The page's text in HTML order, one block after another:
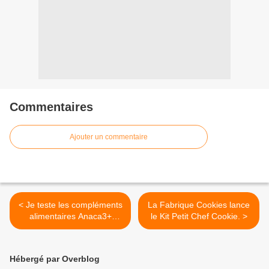
Commentaires
Ajouter un commentaire
< Je teste les compléments
alimentaires Anaca3+
Minceur 12 en 1.
La Fabrique Cookies lance
le Kit Petit Chef Cookie. >
Hébergé par Overblog